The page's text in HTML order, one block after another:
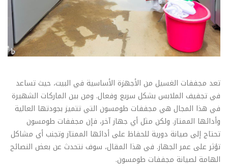
تعد مجففات الغسيل من الأجهزة الأساسية في البيت، حيث تساعد
في تجفيف الملابس بشكل سريع وفعال. ومن بين الماركات الشهيرة
في هذا المجال هي مجففات طومسون التي تتميز بجودتها العالية
وأدائها الممتاز. ولكن مثل أي جهاز آخر، فإن مجففات طومسون
تحتاج إلى صيانة دورية للحفاظ على أدائها الممتاز وتجنب أي مشاكل
تؤثر على عمر الجهاز. في هذا المقال، سوف نتحدث عن بعض النصائح
الهامة لصيانة مجففات طومسون.